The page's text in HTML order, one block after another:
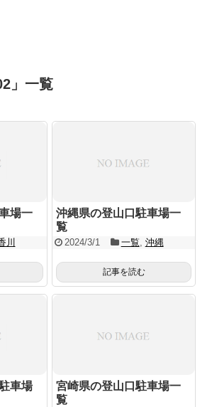
」 一覧
場一
川
沖縄県の登山口駐車場一
覧
2024/3/1 一覧 沖縄
記事を読む
車場
宮崎県の登山口駐車場一
覧